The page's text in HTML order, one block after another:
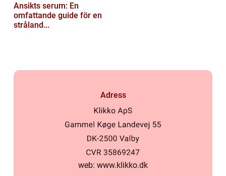
Ansikts serum: En
omfattande guide för en
stråland...
Adress
web: www.klikko.dk